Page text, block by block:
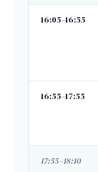
16:05–16:55
16:55–17:55
17:55–18:10